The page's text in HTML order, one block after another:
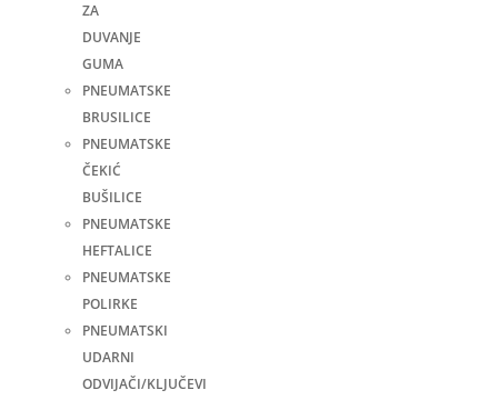
ZA
DUVANJE
GUMA
PNEUMATSKE
BRUSILICE
PNEUMATSKE
ČEKIĆ
BUŠILICE
PNEUMATSKE
HEFTALICE
PNEUMATSKE
POLIRKE
PNEUMATSKI
UDARNI
ODVIJAČI/KLJUČEVI